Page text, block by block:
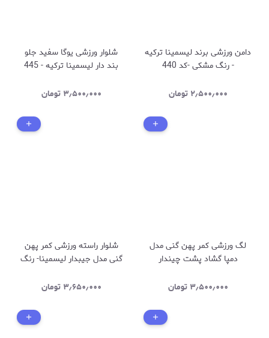
دامن ورزشی برند لیسمینا ترکیه
- رنگ مشکی -کد 440
۲٫۵۰۰٫۰۰۰ تومان
شلوار ورزشی یوگا سفید جلو
بند دار لیسمینا ترکیه - 445
۳٫۵۰۰٫۰۰۰ تومان
لگ ورزشی کمر پهن گنی مدل
دمپا گشاد پشت چیندار
۳٫۵۰۰٫۰۰۰ تومان
شلوار راسته ورزشی کمر پهن
گنی مدل جیبدار لیسمینا- رنگ
۳٫۶۵۰٫۰۰۰ تومان